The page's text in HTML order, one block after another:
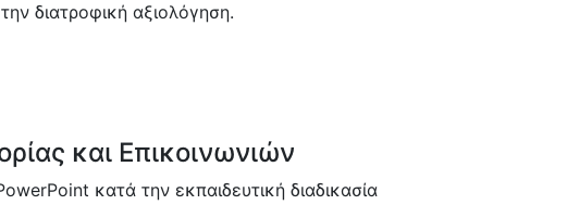
διατροφική αξιολόγηση.
και Επικοινωνιών
κατά την εκπαιδευτική διαδικασία